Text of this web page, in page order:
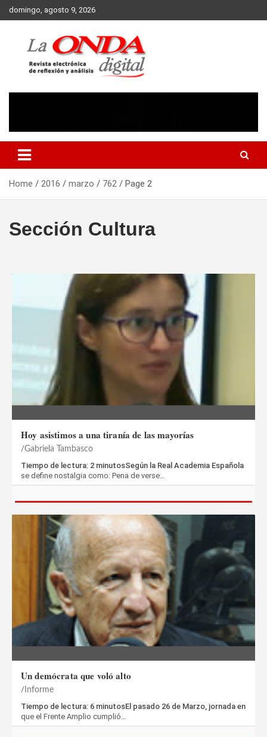
Skip
to
domingo, agosto 9, 2026
Home 2016 marzo 762 Page 2
Hoy asistimos a una tiranía de las mayorías
Gabriela Tambasco
Tiempo de lectura: 2 minutosSegún la Real Academia Española
se define nostalgia como: Pena de verse…
Un demócrata que voló alto
Informe
Tiempo de lectura: 6 minutosEl pasado 26 de Marzo, jornada en
que el Frente Amplio cumplió…